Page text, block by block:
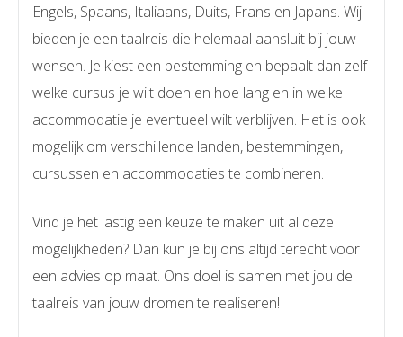
Engels, Spaans, Italiaans, Duits, Frans en Japans. Wij
bieden je een taalreis die helemaal aansluit bij jouw
wensen. Je kiest een bestemming en bepaalt dan zelf
welke cursus je wilt doen en hoe lang en in welke
accommodatie je eventueel wilt verblijven. Het is ook
mogelijk om verschillende landen, bestemmingen,
cursussen en accommodaties te combineren.
Vind je het lastig een keuze te maken uit al deze
mogelijkheden? Dan kun je bij ons altijd terecht voor
een advies op maat. Ons doel is samen met jou de
taalreis van jouw dromen te realiseren!